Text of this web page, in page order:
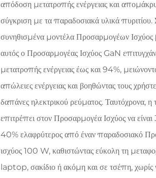
απόδοση μετατροπής ενέργειας και
σύγκριση με τα παραδοσιακά υλικά
συνηθισμένα μοντέλα Προσαρμογέων Ισχύος
αυτός ο Προσαρμογέας Ισχύος GaN
μετατροπής ενέργειας έως και 94%,
απώλειες ενέργειας και βοηθώντας τους
δαπάνες ηλεκτρικού ρεύματος. Ταυτόχρονα, η
επιτρέπει στον Προσαρμογέα Ισχύος να είναι
40% ελαφρύτερος από έναν παραδοσιακό
ισχύος 100 W, καθιστώντας εύκολη τη
laptop, σακίδιο ή ακόμη και σε τσέπη, χωρίς